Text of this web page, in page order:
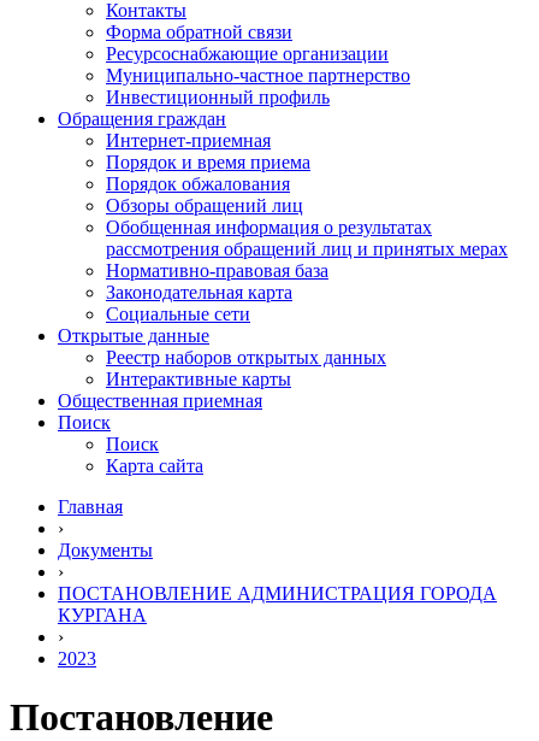
Контакты
Форма обратной связи
Ресурсоснабжающие организации
Муниципально-частное партнерство
Инвестиционный профиль
Обращения граждан
Интернет-приемная
Порядок и время приема
Порядок обжалования
Обзоры обращений лиц
Обобщенная информация о результатах
рассмотрения обращений лиц и принятых мерах
Нормативно-правовая база
Законодательная карта
Социальные сети
Открытые данные
Реестр наборов открытых данных
Интерактивные карты
Общественная приемная
Поиск
Поиск
Карта сайта
Главная
›
Документы
›
ПОСТАНОВЛЕНИЕ АДМИНИСТРАЦИЯ ГОРОДА
КУРГАНА
›
2023
Постановление